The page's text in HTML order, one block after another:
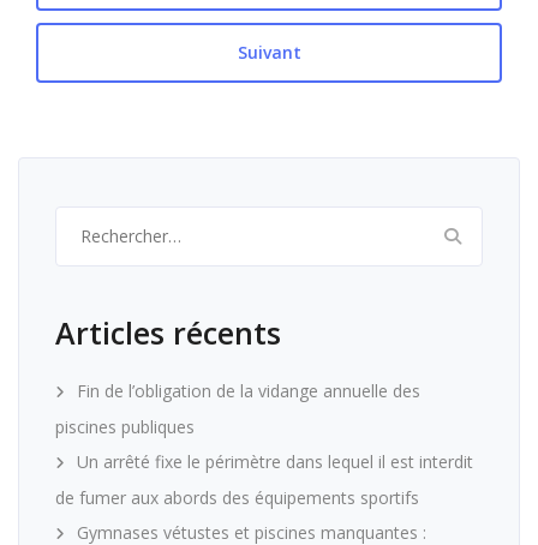
Suivant
Articles récents
Fin de l’obligation de la vidange annuelle des
piscines publiques
Un arrêté fixe le périmètre dans lequel il est interdit
de fumer aux abords des équipements sportifs
Gymnases vétustes et piscines manquantes :